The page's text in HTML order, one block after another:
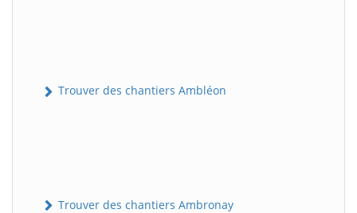
Trouver des chantiers Ambléon
Trouver des chantiers Ambronay